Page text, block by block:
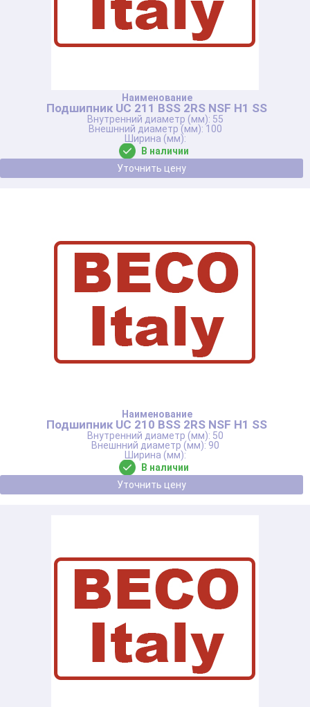
Подшипник UC 211 BSS 2RS NSF H1 SS
55
100
В наличии
Уточнить цену
Подшипник UC 210 BSS 2RS NSF H1 SS
50
90
В наличии
Уточнить цену